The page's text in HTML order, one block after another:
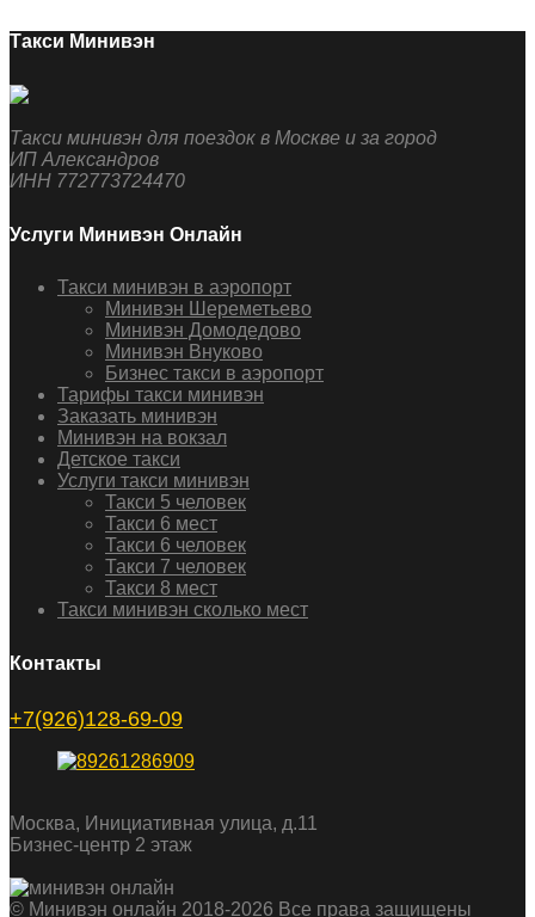
Такси Минивэн
Такси минивэн для поездок в Москве и за город
ИП Александров
ИНН 772773724470
Услуги Минивэн Онлайн
Такси минивэн в аэропорт
Минивэн Шереметьево
Минивэн Домодедово
Минивэн Внуково
Бизнес такси в аэропорт
Тарифы такси минивэн
Заказать минивэн
Минивэн на вокзал
Детское такси
Услуги такси минивэн
Такси 5 человек
Такси 6 мест
Такси 6 человек
Такси 7 человек
Такси 8 мест
Такси минивэн сколько мест
Контакты
+7(926)128-69-09
Москва, Инициативная улица, д.11
Бизнес-центр 2 этаж
© Минивэн онлайн 2018-2026 Все права защищены